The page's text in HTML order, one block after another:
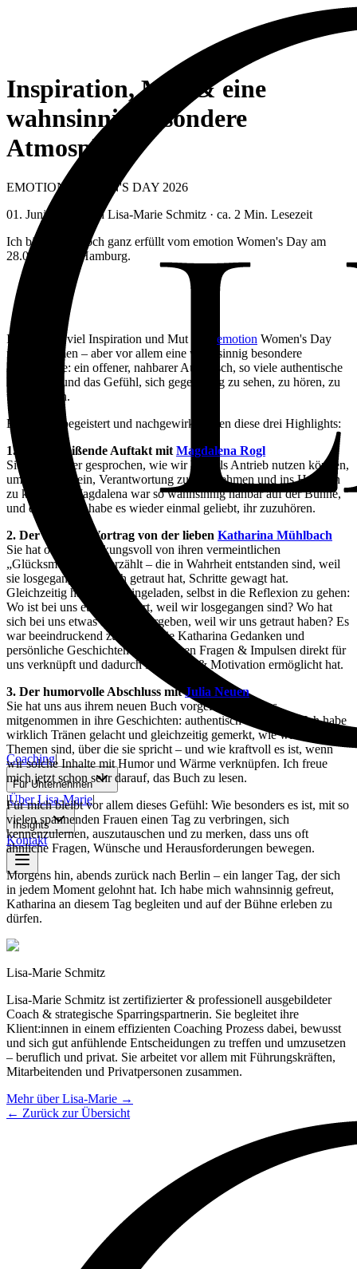
Coaching|
Für Unternehmen
|Über Lisa-Marie|
Insights
Kontakt
Inspiration, Mut & eine
wahnsinnig besondere
Atmosphäre
EMOTION WOMEN'S DAY 2026
01. Juni 2026
· von Lisa-Marie Schmitz · ca. 2 Min. Lesezeit
Ich bin immer noch ganz erfüllt vom emotion Women's Day am
28.05.2026 in Hamburg.
Ich habe so viel Inspiration und Mut vom emotion Women's Day
mitgenommen – aber vor allem eine wahnsinnig besondere
Atmosphäre: ein offener, nahbarer Austausch, so viele authentische
Eindrücke und das Gefühl, sich gegenseitig zu sehen, zu hören, zu
unterstützen.
Besonders begeistert und nachgewirkt haben diese drei Highlights:
1. Der mitreißende Auftakt mit Magdalena Rogl
Sie hat darüber gesprochen, wie wir Wut als Antrieb nutzen können,
um mutig zu sein, Verantwortung zu übernehmen und ins Handeln
zu kommen. Magdalena war so wahnsinnig nahbar auf der Bühne,
und ehrlich. Ich habe es wieder einmal geliebt, ihr zuzuhören.
2. Der nahbare Vortrag von der lieben Katharina Mühlbach
Sie hat offen & wirkungsvoll von ihren vermeintlichen
„Glücksmomenten" erzählt – die in Wahrheit entstanden sind, weil
sie losgegangen ist, sich getraut hat, Schritte gewagt hat.
Gleichzeitig hat sie uns eingeladen, selbst in die Reflexion zu gehen:
Wo ist bei uns etwas passiert, weil wir losgegangen sind? Wo hat
sich bei uns etwas Positives ergeben, weil wir uns getraut haben? Es
war beeindruckend zu sehen, wie Katharina Gedanken und
persönliche Geschichten mit größeren Fragen & Impulsen direkt für
uns verknüpft und dadurch Reflexion & Motivation ermöglicht hat.
3. Der humorvolle Abschluss mitJulia Neuen
Sie hat uns aus ihrem neuen Buch vorgelesen und uns
mitgenommen in ihre Geschichten: authentisch & herzlich. Ich habe
wirklich Tränen gelacht und gleichzeitig gemerkt, wie wichtig die
Themen sind, über die sie spricht – und wie kraftvoll es ist, wenn
wir solche Inhalte mit Humor und Wärme verknüpfen. Ich freue
mich jetzt schon sehr darauf, das Buch zu lesen.
Für mich bleibt vor allem dieses Gefühl: Wie besonders es ist, mit so
vielen spannenden Frauen einen Tag zu verbringen, sich
kennenzulernen, auszutauschen und zu merken, dass uns oft
ähnliche Fragen, Wünsche und Herausforderungen bewegen.
Morgens hin, abends zurück nach Berlin – ein langer Tag, der sich
in jedem Moment gelohnt hat. Ich habe mich wahnsinnig gefreut,
Katharina an diesem Tag begleiten und auf der Bühne erleben zu
dürfen.
Lisa-Marie Schmitz
Lisa-Marie Schmitz ist zertifizierter & professionell ausgebildeter
Coach & strategische Sparringspartnerin. Sie begleitet ihre
Klient:innen in einem effizienten Coaching Prozess dabei, bewusst
und sich gut anfühlende Entscheidungen zu treffen und umzusetzen
– beruflich und privat. Sie arbeitet vor allem mit Führungskräften,
Mitarbeitenden und Privatpersonen zusammen.
Mehr über Lisa-Marie →
← Zurück zur Übersicht